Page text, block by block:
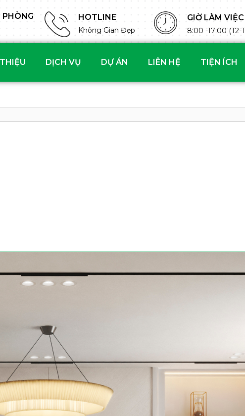
PHÒNG HOTLINE
Không Gian Đẹp
GIỜ LÀM VIỆC
8:00 -17:00 (T2-
DỊCH VỤ DỰ ÁN LIÊN HỆ TIỆN ÍCH